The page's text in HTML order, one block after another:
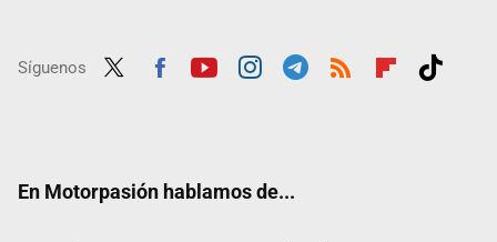
Síguenos
En Motorpasión hablamos de...